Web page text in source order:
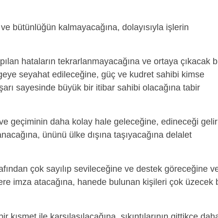
bütünlüğün kalmayacağına, dolayısıyla işlerin
hataların tekrarlanmayacağına ve ortaya çıkacak
seyahat edileceğine, güç ve kudret sahibi kimse
sayesinde büyük bir itibar sahibi olacağına tabir
geçiminin daha kolay hale geleceğine, edineceği gelir
ününü ülke dışına taşıyacağına delalet
çok sayılıp sevileceğine ve destek göreceğine
imza atacağına, hanede bulunan kişileri çok üzecek